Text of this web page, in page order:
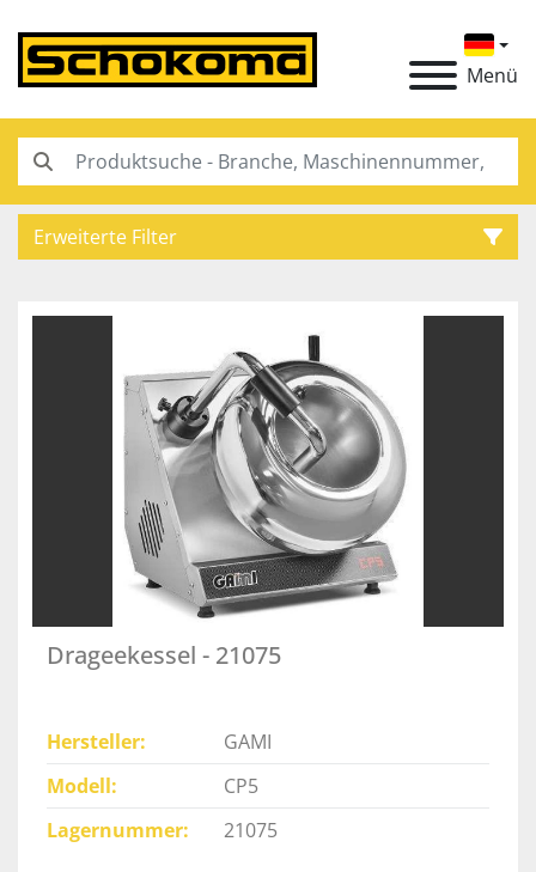
Menü
Erweiterte Filter
Drageekessel - 21075
Hersteller
GAMI
Modell
CP5
Lagernummer
21075